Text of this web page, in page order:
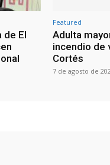
de El
Featured
Adulta
incendio de
Cortés
7 de agosto de